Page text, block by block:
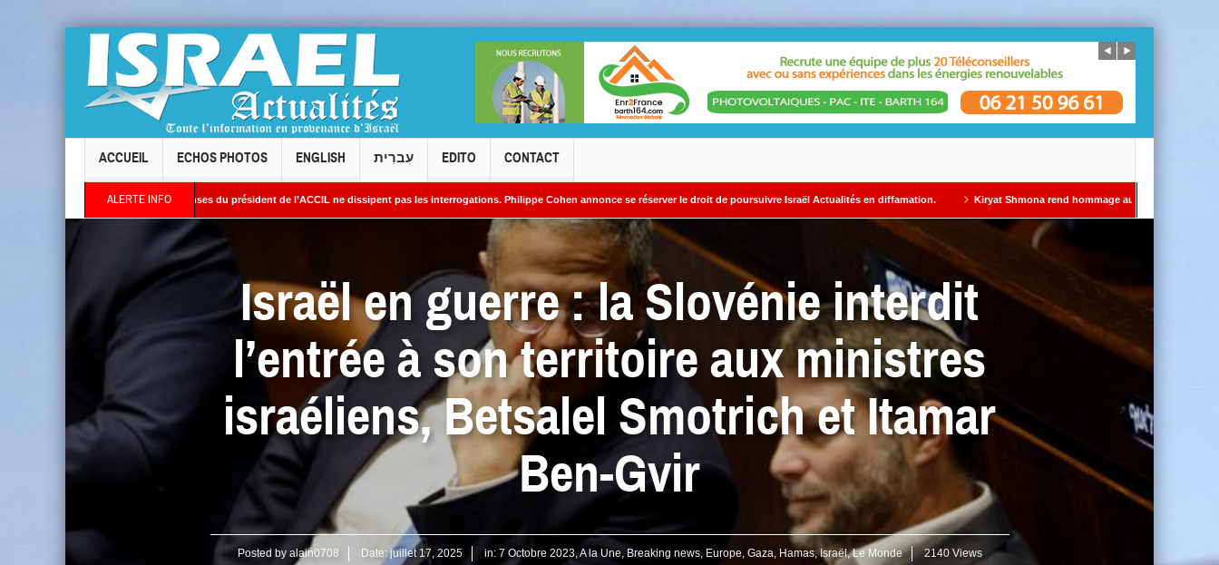
ACCUEIL ECHOS PHOTOS ENGLISH עִברִית EDITO CONTACT
ALERTE INFO
Levallois : les réponses du président de l’ACCIL ne dissipent pas les interrogations. Philippe Cohen annonce se réserver le droit de poursuivre Israël Actualités en diffamation. Kiryat Shmona rend hommage au Dr Gil Taïeb par Alain AZRIA
Orient : Des images satellites révèlent une activité jugée « inquiétante » sur des sites nucléaires iraniens
Israël en guerre : la Slovénie interdit
l’entrée à son territoire aux ministres
israéliens, Betsalel Smotrich et Itamar
Ben-Gvir
Posted by alain0708 Date:juillet 17, 2025 in: 7 Octobre 2023,A la Une,Breaking news, Europe, Gaza, Hamas,Israël,Le Monde 2140 Views